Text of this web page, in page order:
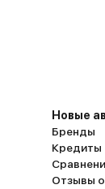
Новые
Бренды
Кредиты
Отзывы